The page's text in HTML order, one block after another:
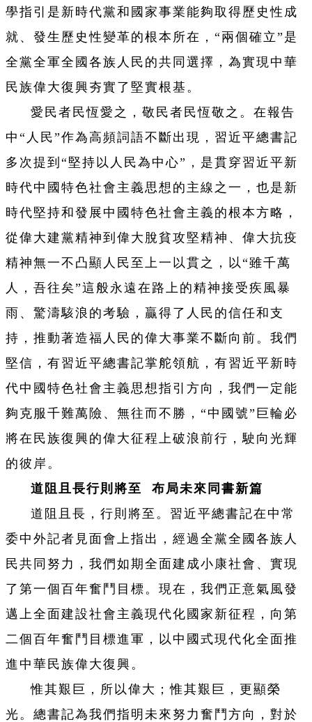
學指引是新時代黨和國家事業能夠取得歷史性成
就、發生歷史性變革的根本所在，“兩個確立”是
全黨全軍全國各族人民的共同選擇，為實現中華
民族偉大復興夯實了堅實根基。
愛民者民恆愛之，敬民者民恆敬之。在報告
中“人民”作為高頻詞語不斷出現，習近平總書記
多次提到“堅持以人民為中心”，是貫穿習近平新
時代中國特色社會主義思想的主線之一，也是新
時代堅持和發展中國特色社會主義的根本方略，
從偉大建黨精神到偉大脫貧攻堅精神、偉大抗疫
精神無一不凸顯人民至上一以貫之，以“雖千萬
人，吾往矣”這般永遠在路上的精神接受疾風暴
雨、驚濤駭浪的考驗，贏得了人民的信任和支
持，推動著造福人民的偉大事業不斷向前。我們
堅信，有習近平總書記掌舵領航，有習近平新時
代中國特色社會主義思想指引方向，我們一定能
夠克服千難萬險、無往而不勝，“中國號”巨輪必
將在民族復興的偉大征程上破浪前行，駛向光輝
的彼岸。
道阻且長行則將至 布局未來同書新篇
道阻且長，行則將至。習近平總書記在中常
委中外記者見面會上指出，經過全黨全國各族人
民共同努力，我們如期全面建成小康社會、實現
了第一個百年奮鬥目標。現在，我們正意氣風發
邁上全面建設社會主義現代化國家新征程，向第
二個百年奮鬥目標進軍，以中國式現代化全面推
進中華民族偉大復興。
惟其艱巨，所以偉大；惟其艱巨，更顯榮
光。總書記為我們指明未來努力奮鬥方向，對於